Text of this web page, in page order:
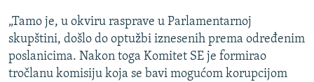
„Tamo je, u okviru rasprave u Parlamentarnoj
skupštini, došlo do optužbi iznesenih prema određenim
poslanicima. Nakon toga Komitet SE je formirao
tročlanu komisiju koja se bavi mogućom korupcijom